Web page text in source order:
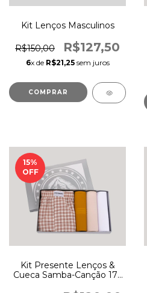
Kit Lenços Masculinos
R$150,00 R$127,50
6x de R$21,25sem juros
COMPRAR
15%
OFF
Kit Presente Lenços &
Cueca Samba-Canção 173